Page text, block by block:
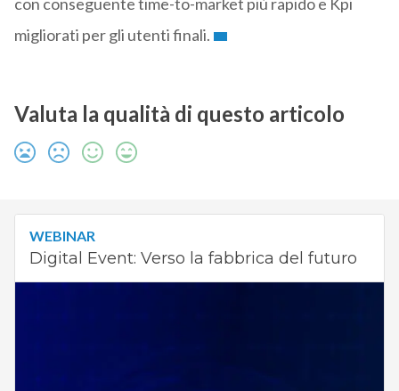
con conseguente time-to-market più rapido e Kpi
migliorati per gli utenti finali.
Valuta la qualità di questo articolo
WEBINAR
Digital Event: Verso la fabbrica del futuro